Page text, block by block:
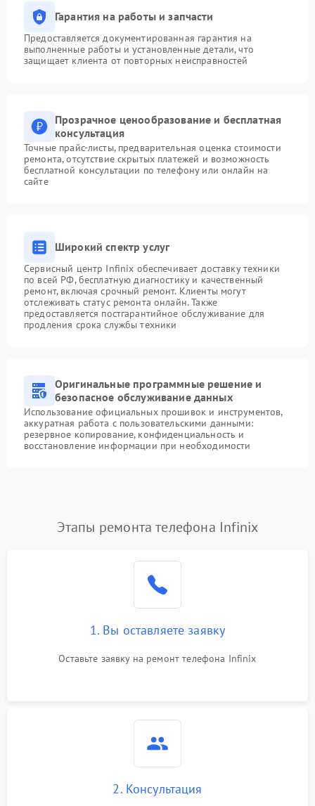
Гарантия на работы и запчасти
Предоставляется документированная гарантия на
выполненные работы и установленные детали, что
защищает клиента от повторных неисправностей
Прозрачное ценообразование и бесплатная
консультация
Точные прайс-листы, предварительная оценка стоимости
ремонта, отсутствие скрытых платежей и возможность
бесплатной консультации по телефону или онлайн на
сайте
Широкий спектр услуг
Сервисный центр Infinix обеспечивает доставку техники
по всей РФ, бесплатную диагностику и качественный
ремонт, включая срочный ремонт. Клиенты могут
отслеживать статус ремонта онлайн. Также
предоставляется постгарантийное обслуживание для
продления срока службы техники
Оригинальные программные решение и
безопасное обслуживание данных
Использование официальных прошивок и инструментов,
аккуратная работа с пользовательскими данными:
резервное копирование, конфиденциальность и
восстановление информации при необходимости
Этапы ремонта телефона Infinix
1. Вы оставляете заявку
Оставьте заявку на ремонт телефона Infinix
2. Консультация